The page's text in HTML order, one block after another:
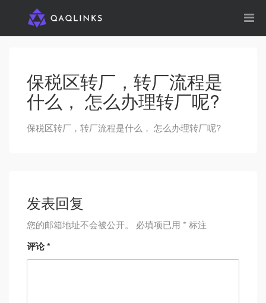
保税区转厂，转厂流程是
什么， 怎么办理转厂呢?
保税区转厂，转厂流程是什么， 怎么办理转厂呢?
发表回复
您的邮箱地址不会被公开。 必填项已用 * 标注
评论*